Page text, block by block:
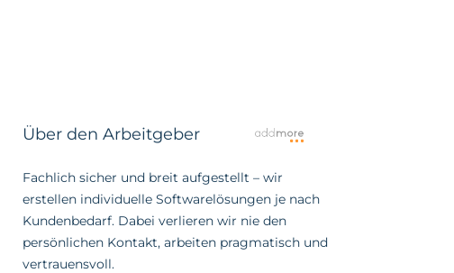
Über den Arbeitgeber
Fachlich sicher und breit aufgestellt – wir
erstellen individuelle Softwarelösungen je nach
Kundenbedarf. Dabei verlieren wir nie den
persönlichen Kontakt, arbeiten pragmatisch und
vertrauensvoll.